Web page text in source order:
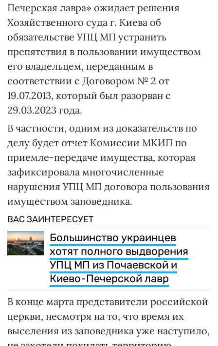
Печерская лавра» ожидает решения
Хозяйственного суда г. Киева об
обязательстве УПЦ МП устранить
препятствия в пользовании имуществом
его владельцем, переданным в
соответствии с Договором № 2 от
19.07.2013, который был разорван с
29.03.2023 года.
В частности, одним из доказательств по
делу будет отчет Комиссии МКИП по
приемле-передаче имущества, которая
зафиксировала многочисленные
нарушения УПЦ МП договора пользования
имуществом заповедника.
ВАС ЗАИНТЕРЕСУЕТ
Большинство украинцев
хотят полного выдворения
УПЦ МП из Почаевской и
Киево-Печерской лавр
В конце марта представители российской
церкви, несмотря на то, что время их
выселения из заповедника уже наступило,